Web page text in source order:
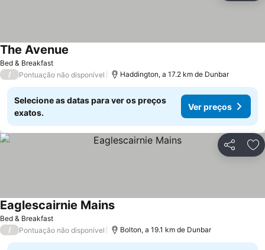
Bed & Breakfast
The Avenue
/ Pontuação não disponível Haddington, a 17.2 km de Dunbar
Selecione as datas para ver os preços
exatos.
Ver preços
Partilhar
Bed & Breakfast
Eaglescairnie Mains
/ Pontuação não disponível Bolton, a 19.1 km de Dunbar